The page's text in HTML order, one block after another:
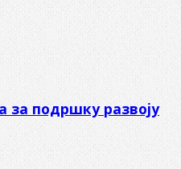
за подршку развоју